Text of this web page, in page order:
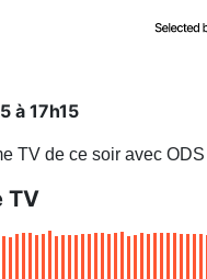
à 17h15
TV de ce soir avec
TV